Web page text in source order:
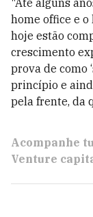
"Até alguns
home office e
hoje estão
crescimento
prova de como
princípio e
pela frente, da
Acompanhe
Venture